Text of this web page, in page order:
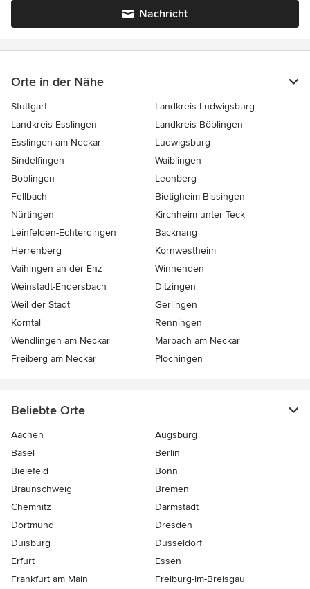
Nachricht
Orte in der Nähe
Stuttgart
Landkreis Ludwigsburg
Landkreis Esslingen
Landkreis Böblingen
Esslingen am Neckar
Ludwigsburg
Sindelfingen
Waiblingen
Böblingen
Leonberg
Fellbach
Bietigheim-Bissingen
Nürtingen
Kirchheim unter Teck
Leinfelden-Echterdingen
Backnang
Herrenberg
Kornwestheim
Vaihingen an der Enz
Winnenden
Weinstadt-Endersbach
Ditzingen
Weil der Stadt
Gerlingen
Korntal
Renningen
Wendlingen am Neckar
Marbach am Neckar
Freiberg am Neckar
Plochingen
Beliebte Orte
Aachen
Augsburg
Basel
Berlin
Bielefeld
Bonn
Braunschweig
Bremen
Chemnitz
Darmstadt
Dortmund
Dresden
Duisburg
Düsseldorf
Erfurt
Essen
Frankfurt am Main
Freiburg-im-Breisgau